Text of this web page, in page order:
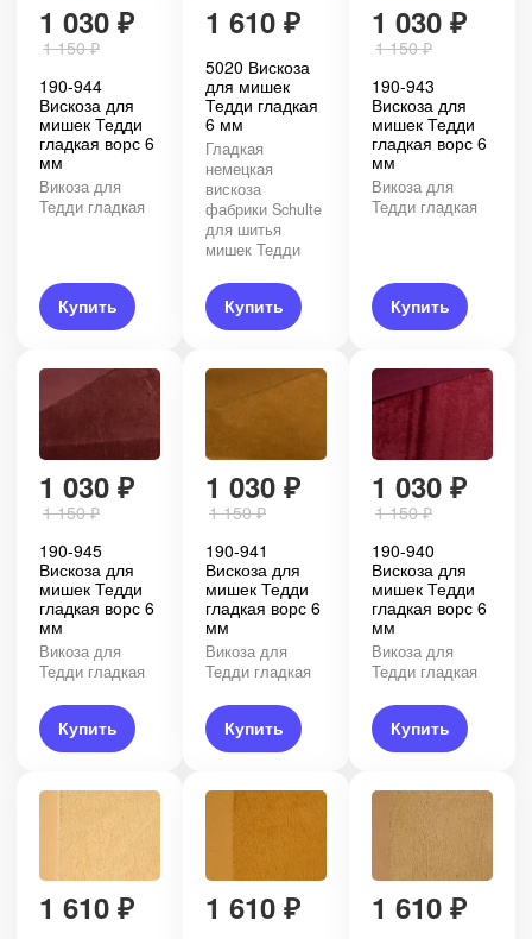
1 030 ₽
1 150₽
190-944
Вискоза для
мишек Тедди
гладкая ворс 6
мм
Викоза для
Тедди гладкая
Купить
1 610 ₽
5020 Вискоза
для мишек
Тедди гладкая
6 мм
Гладкая
немецкая
вискоза
фабрики Schulte
для шитья
мишек Тедди
Купить
1 030 ₽
1 150₽
190-943
Вискоза для
мишек Тедди
гладкая ворс 6
мм
Викоза для
Тедди гладкая
Купить
1 030 ₽
1 150₽
190-945
Вискоза для
мишек Тедди
гладкая ворс 6
мм
Викоза для
Тедди гладкая
Купить
1 030 ₽
1 150₽
190-941
Вискоза для
мишек Тедди
гладкая ворс 6
мм
Викоза для
Тедди гладкая
Купить
1 030 ₽
1 150₽
190-940
Вискоза для
мишек Тедди
гладкая ворс 6
мм
Викоза для
Тедди гладкая
Купить
1 610 ₽ 1 610 ₽ 1 610 ₽